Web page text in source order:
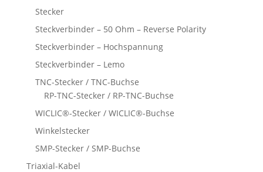
Stecker
Steckverbinder – 50 Ohm – Reverse Polarity
Steckverbinder – Hochspannung
Steckverbinder – Lemo
TNC-Stecker / TNC-Buchse
RP-TNC-Stecker / RP-TNC-Buchse
WICLIC®-Stecker / WICLIC®-Buchse
Winkelstecker
SMP-Stecker / SMP-Buchse
Triaxial-Kabel